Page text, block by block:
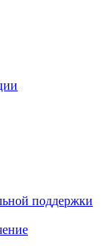
поддержки